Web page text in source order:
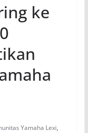
ke
Yamaha Lexi,